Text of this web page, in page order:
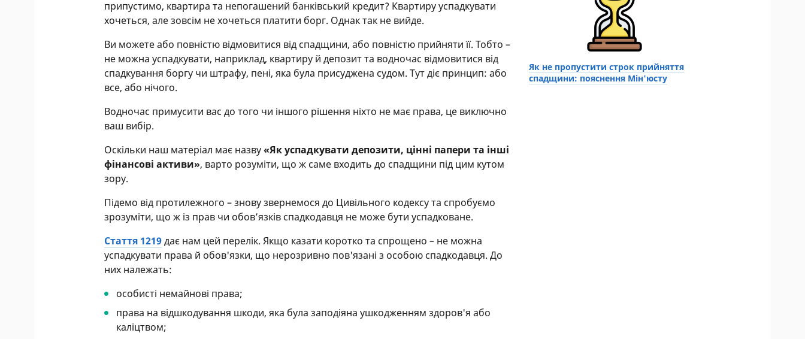
припустимо, квартира та непогашений банківський кредит? Квартиру успадкувати
хочеться, але зовсім не хочеться платити борг. Однак так не вийде.
Ви можете або повністю відмовитися від спадщини, або повністю прийняти її. Тобто –
не можна успадкувати, наприклад, квартиру й депозит та водночас відмовитися від
спадкування боргу чи штрафу, пені, яка була присуджена судом. Тут діє принцип: або
все, або нічого.
Водночас примусити вас до того чи іншого рішення ніхто не має права, це виключно
ваш вибір.
Оскільки наш матеріал має назву«Як успадкувати депозити, цінні папери та інші
фінансові активи», варто розуміти, що ж саме входить до спадщини під цим кутом
зору.
Підемо від протилежного – знову звернемося до Цивільного кодексу та спробуємо
зрозуміти, що ж із прав чи обов’язків спадкодавця не може бути успадковане.
Стаття 1219дає нам цей перелік. Якщо казати коротко та спрощено – не можна
успадкувати права й обов'язки, що нерозривно пов'язані з особою спадкодавця. До
них належать:
особисті немайнові права;
права на відшкодування шкоди, яка була заподіяна ушкодженням здоров'я або
каліцтвом;
Як не пропустити строк прийняття
спадщини: пояснення Мін'юсту